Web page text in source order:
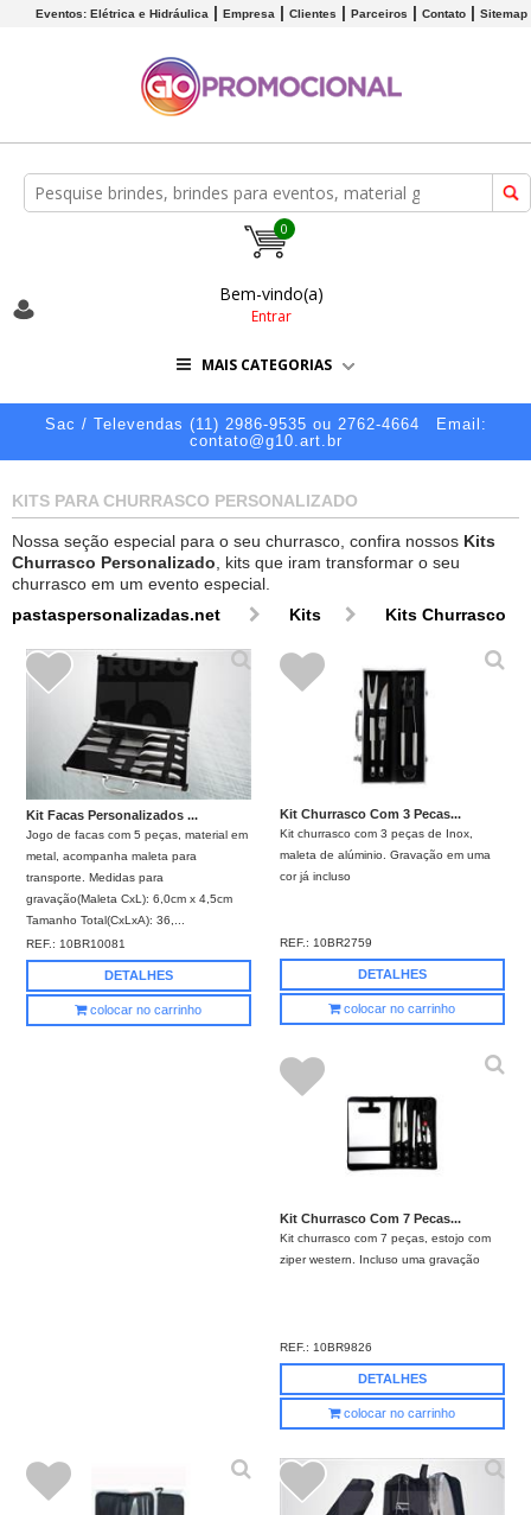
Eventos: Elétrica e Hidráulica Empresa Clientes Parceiros Contato Sitemap
0
Bem-vindo(a)
Entrar
MAIS CATEGORIAS
Sac / Televendas (11) 2986-9535 ou 2762-4664
Email:
contato@g10.art.br
KITS PARA CHURRASCO PERSONALIZADO
Nossa seção especial para o seu churrasco, confira nossos Kits
Churrasco Personalizado , kits que iram transformar o seu
churrasco em um evento especial.
pastaspersonalizadas.net
Kits Kits Churrasco
Kit Facas Personalizados ...
Jogo de facas com 5 peças, material em
metal, acompanha maleta para
transporte. Medidas para
gravação(Maleta CxL): 6,0cm x 4,5cm
Tamanho Total(CxLxA): 36,...
REF.: 10BR10081
DETALHES
colocar no carrinho
Kit Churrasco Com 3 Pecas...
Kit churrasco com 3 peças de Inox,
maleta de alúminio. Gravação em uma
cor já incluso
REF.: 10BR2759
DETALHES
colocar no carrinho
Kit Churrasco Com 7 Pecas...
Kit churrasco com 7 peças, estojo com
ziper western. Incluso uma gravação
REF.: 10BR9826
DETALHES
colocar no carrinho